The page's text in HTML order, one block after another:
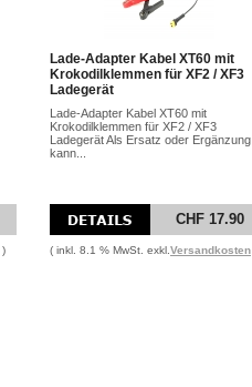
)
Lade-Adapter Kabel XT60 mit
Krokodilklemmen für XF2 / XF3
Ladegerät
Lade-Adapter Kabel XT60 mit
Krokodilklemmen für XF2 / XF3
Ladegerät Als Ersatz oder Ergänzung
kann...
CHF 17.90
( inkl. 8.1 % MwSt. exkl. Versandkosten